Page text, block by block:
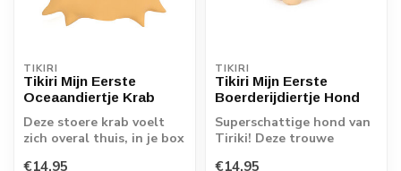
TIKIRI
Tikiri Mijn Eerste
Oceaandiertje Krab
Deze stoere krab voelt
zich overal thuis, in je box
€14,95
TIKIRI
Tikiri Mijn Eerste
Boerderijdiertje Hond
Superschattige hond van
Tiriki! Deze trouwe
€14,95